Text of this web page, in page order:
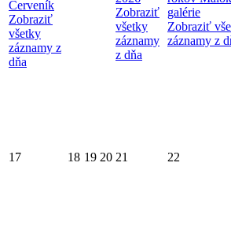
Červeník
Zobraziť
všetky
záznamy z
dňa
Zobraziť
všetky
záznamy
z dňa
galérie
Zobraziť
záznamy z
17 18 19 20 21 22